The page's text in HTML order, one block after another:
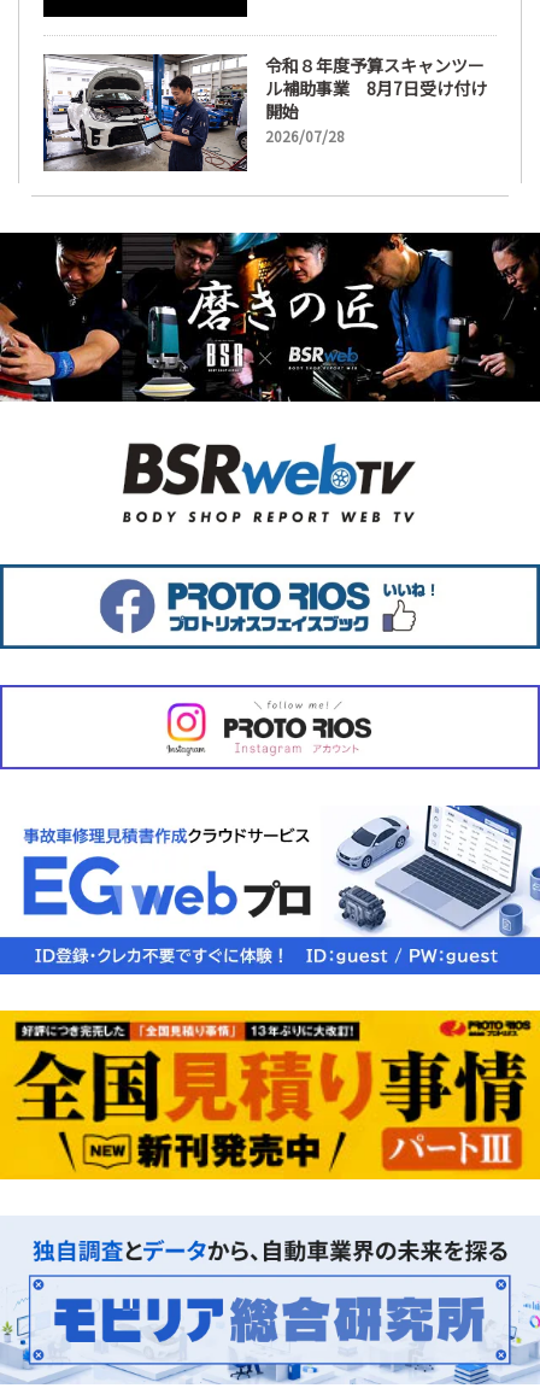
令和８年度予算スキャンツー
ル補助事業 8月7日受け付け
開始
2026/07/28